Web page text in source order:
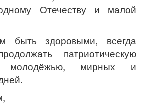
Отечеству и малой
быть здоровыми, всегда
патриотическую
молодёжью, мирных и